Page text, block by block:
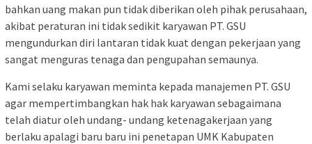
bahkan uang makan pun tidak diberikan oleh pihak perusahaan,
akibat peraturan ini tidak sedikit karyawan PT. GSU
mengundurkan diri lantaran tidak kuat dengan pekerjaan yang
sangat menguras tenaga dan pengupahan semaunya.
Kami selaku karyawan meminta kepada manajemen PT. GSU
agar mempertimbangkan hak hak karyawan sebagaimana
telah diatur oleh undang- undang ketenagakerjaan yang
berlaku apalagi baru baru ini penetapan UMK Kabupaten